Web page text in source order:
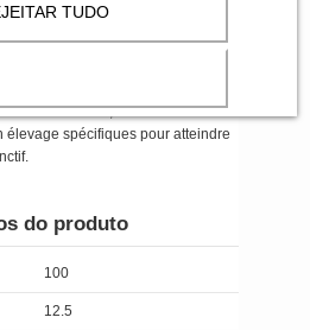
marquée du bois neuf.
Elaboration La Cléo Blanc de
raisins blancs, tout en bénéficiant
élevage spécifiques pour atteindre
do produto
100
12.5
TUDO